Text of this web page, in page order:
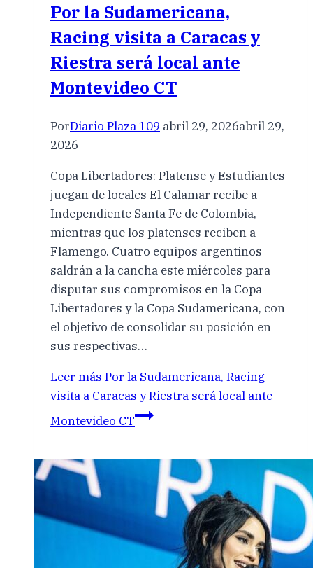
Por la Sudamericana,
Racing visita a Caracas y
Riestra será local ante
Montevideo CT
PorDiario Plaza 109 abril 29, 2026abril 29,
2026
Copa Libertadores: Platense y Estudiantes
juegan de locales El Calamar recibe a
Independiente Santa Fe de Colombia,
mientras que los platenses reciben a
Flamengo. Cuatro equipos argentinos
saldrán a la cancha este miércoles para
disputar sus compromisos en la Copa
Libertadores y la Copa Sudamericana, con
el objetivo de consolidar su posición en
sus respectivas…
Leer más Por la Sudamericana, Racing
visita a Caracas y Riestra será local ante
Montevideo CT